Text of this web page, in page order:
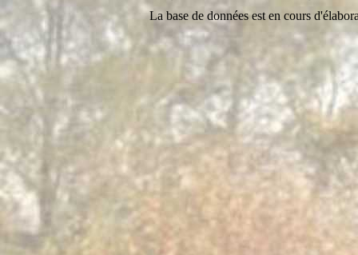
La base de données est en cours